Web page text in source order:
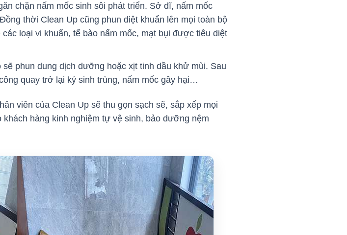
chặn nấm mốc sinh sôi phát triển. Sở dĩ, nấm mốc
thời Clean Up cũng phun diệt khuẩn lên mọi toàn bộ
loại vi khuẩn, tế bào nấm mốc, mạt bụi được tiêu diệt
phun dung dịch dưỡng hoặc xịt tinh dầu khử mùi. Sau
quay trở lại ký sinh trùng, nấm mốc gây hại…
viên của Clean Up sẽ thu gọn sạch sẽ, sắp xếp mọi
hàng kinh nghiệm tự vệ sinh, bảo dưỡng nệm